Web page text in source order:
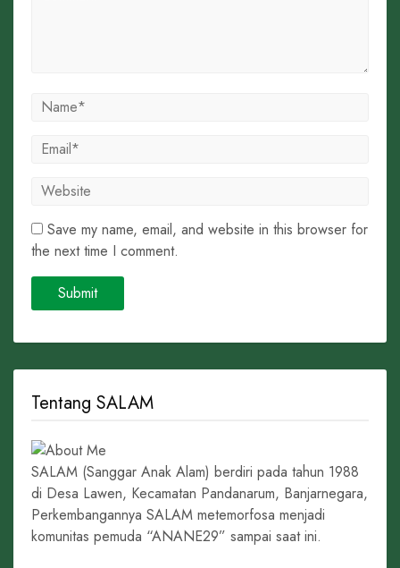
Save my name, email, and website in this browser for
the next time I comment.
Tentang SALAM
SALAM (Sanggar Anak Alam) berdiri pada tahun 1988
di Desa Lawen, Kecamatan Pandanarum, Banjarnegara,
Perkembangannya SALAM metemorfosa menjadi
komunitas pemuda “ANANE29” sampai saat ini.